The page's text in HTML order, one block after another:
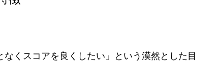
なくスコアを良くしたい」という漠然とした目